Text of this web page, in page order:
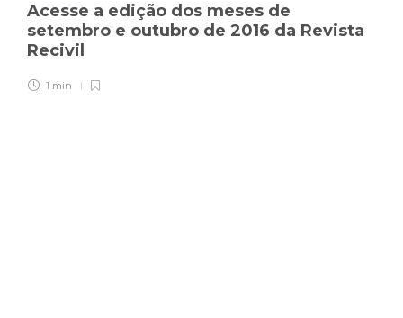
Acesse a edição dos meses de
setembro e outubro de 2016 da Revista
Recivil
1 min